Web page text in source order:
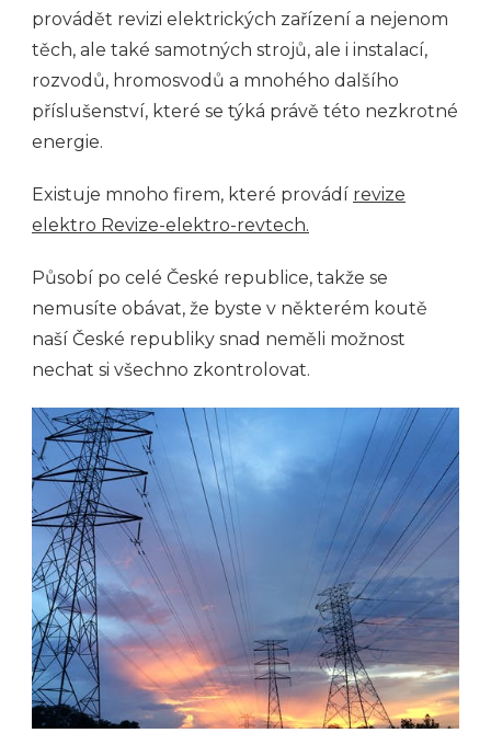
provádět revizi elektrických zařízení a nejenom
těch, ale také samotných strojů, ale i instalací,
rozvodů, hromosvodů a mnohého dalšího
příslušenství, které se týká právě této nezkrotné
energie.
Existuje mnoho firem, které provádí revize
elektro Revize-elektro-revtech.
Působí po celé České republice, takže se
nemusíte obávat, že byste v některém koutě
naší České republiky snad neměli možnost
nechat si všechno zkontrolovat.